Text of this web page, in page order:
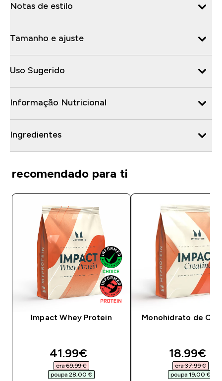
Notas de estilo
Tamanho e ajuste
Uso Sugerido
Informação Nutricional
Ingredientes
recomendado para ti
Impact Whey Protein
discounted price
41.99€‎
era 69,99 €‎
poupa 28,00 €‎
Monohidrato de
18.99€‎
era 37,99 €‎
poupa 19,00 €‎